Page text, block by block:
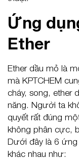
Ứng
Ether
Ether dầu mỏ là
mà KPTCHEM
cháy, song, ether
năng. Người ta
quyết rất đúng
không phân cực,
Dưới đây là 6 ứng
khác nhau như: